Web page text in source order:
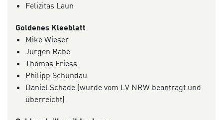
Felizitas Laun
Goldenes Kleeblatt
Mike Wieser
Jürgen Rabe
Thomas Friess
Philipp Schundau
Daniel Schade (wurde vom LV NRW beantragt und
überreicht)